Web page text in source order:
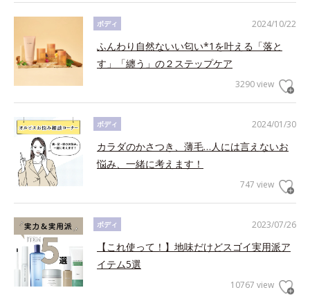
2024/10/22
ボディ
ふんわり自然ないい匂い*1を叶える「落と
す」「纏う」の２ステップケア
3290 view
2024/01/30
ボディ
カラダのかさつき、薄毛…人には言えないお
悩み、一緒に考えます！
747 view
2023/07/26
ボディ
【これ使って！】地味だけどスゴイ実用派ア
イテム5選
10767 view